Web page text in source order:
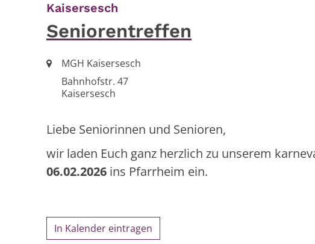
Kaisersesch
Seniorentreffen
Ort:MGH Kaisersesch
Bahnhofstr. 47
Kaisersesch
Liebe Seniorinnen und Senioren,
wir laden Euch ganz herzlich zu unserem
06.02.2026 ins Pfarrheim ein.
In Kalender eintragen